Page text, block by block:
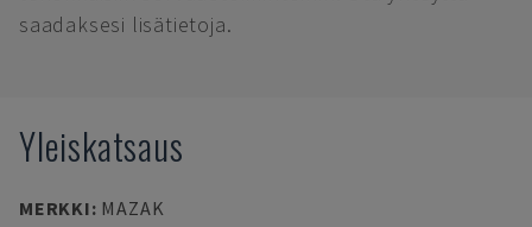
saadaksesi lisätietoja.
Yleiskatsaus
MERKKI: MAZAK